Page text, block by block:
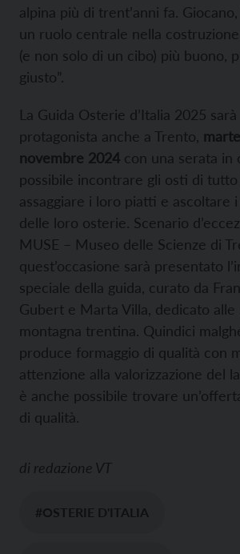
alpina più di trent’anni fa. Giocano,
un ruolo centrale nella
(e non solo di un cibo) più buono,
giusto”.
La Guida Osterie d’Italia 2025 sarà
protagonista anche a Trento,
novembre 2024 con una serata in
possibile incontrare gli osti di tutto
assaggiare i loro piatti e ascoltare
delle loro osterie. Scenario
MUSE – Museo delle Scienze di
quest’occasione sarà presentato
speciale della guida, curato da
Gubert e Marta Villa, dedicato alle
montagna trentina. Quindici
produce formaggio di qualità con
attenzione alla valorizzazione del
è anche possibile trovare
di qualità.
di redazione VT
#OSTERIE D'ITALIA